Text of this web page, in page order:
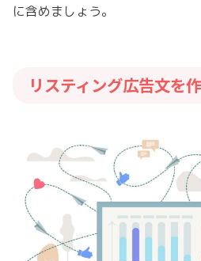
に含めましょう。
リスティング広告文を